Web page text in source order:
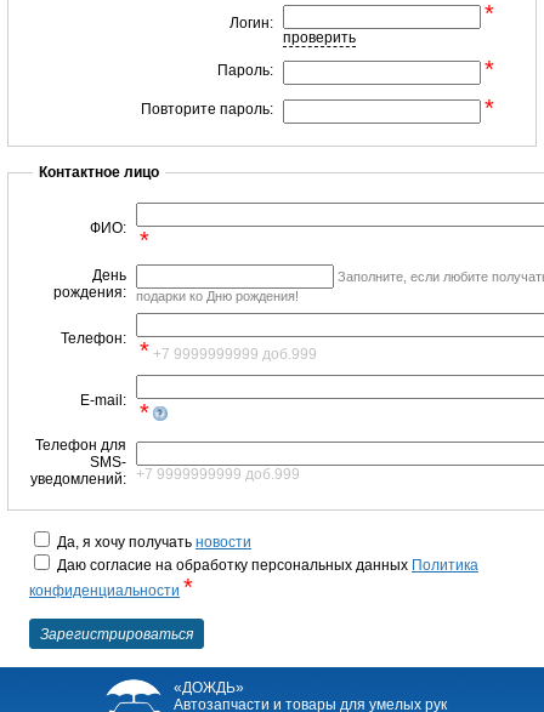
Логин: *
проверить
Пароль:
*
Повторите пароль: *
Контактное лицо
ФИО: *
День
рождения:
Заполните, если любите
подарки ко Дню рождения!
Телефон: * +7 9999999999 доб.999
E-mail: *
Телефон для
SMS-
уведомлений:
+7 9999999999 доб.999
Да, я хочу получать новости
Даю согласие на обработку персональных данных Политика
конфиденциальности *
«ДОЖДЬ»
Автозапчасти и товары для умелых рук